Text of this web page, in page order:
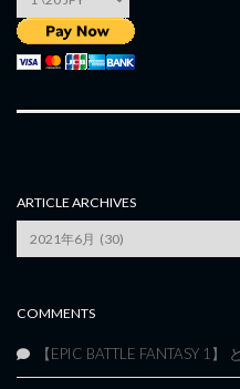
ARTICLE ARCHIVES
Archives
COMMENTS
【EPIC BATTLE FANTASY 1】